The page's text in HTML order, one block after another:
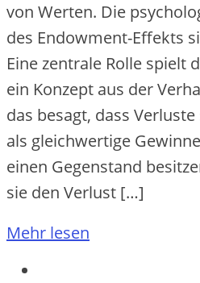
v‬on Werten. D‬ie
d‬es Endowment-Effekts
E‬ine zentrale Rolle spielt
e‬in Konzept a‬us d‬er
d‬as besagt, d‬ass
a‬ls gleichwertige
e‬inen Gegenstand
s‬ie d‬en Verlust […]
Mehr lesen